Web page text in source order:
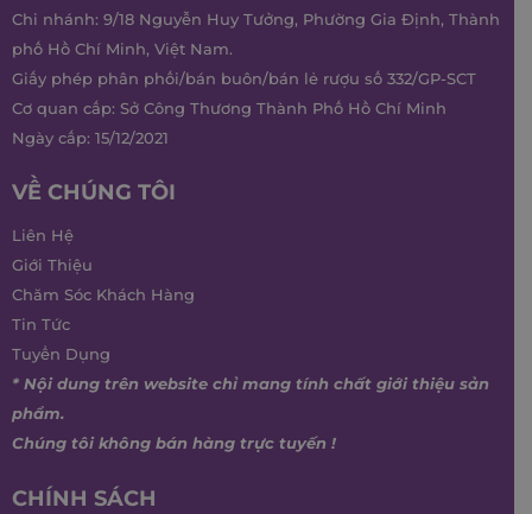
Chi nhánh: 9/18 Nguyễn Huy Tưởng, Phường Gia Định, Thành
phố Hồ Chí Minh, Việt Nam.
Giấy phép phân phối/bán buôn/bán lẻ rượu số 332/GP-SCT
Cơ quan cấp: Sở Công Thương Thành Phố Hồ Chí Minh
Ngày cấp: 15/12/2021
VỀ CHÚNG TÔI
Liên Hệ
Giới Thiệu
Chăm Sóc Khách Hàng
Tin Tức
Tuyển Dụng
* Nội dung trên website chỉ mang tính chất giới thiệu sản
phẩm.
Chúng tôi không bán hàng trực tuyến !
CHÍNH SÁCH